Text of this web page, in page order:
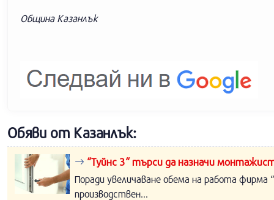
Община Казанлък
Обяви от Казанлък:
“Туйнс 3“ търси да назначи
Поради увеличаване обема на работа
производствен...